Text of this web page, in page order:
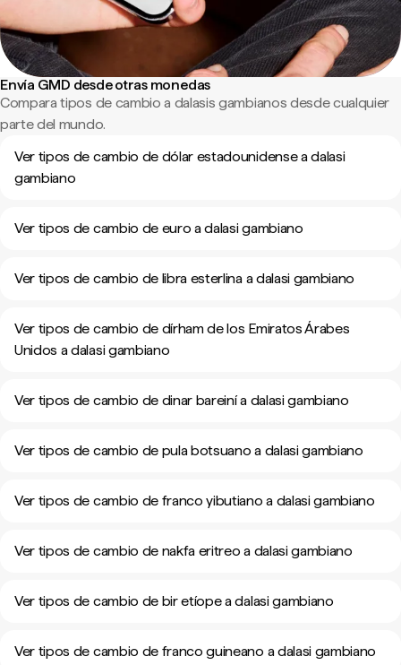
Envía GMD desde otras monedas
Compara tipos de cambio a dalasis gambianos desde cualquier
parte del mundo.
Ver tipos de cambio de dólar estadounidense a dalasi
gambiano
Ver tipos de cambio de euro a dalasi gambiano
Ver tipos de cambio de libra esterlina a dalasi gambiano
Ver tipos de cambio de dírham de los Emiratos Árabes
Unidos a dalasi gambiano
Ver tipos de cambio de dinar bareiní a dalasi gambiano
Ver tipos de cambio de pula botsuano a dalasi gambiano
Ver tipos de cambio de franco yibutiano a dalasi gambiano
Ver tipos de cambio de nakfa eritreo a dalasi gambiano
Ver tipos de cambio de bir etíope a dalasi gambiano
Ver tipos de cambio de franco guineano a dalasi gambiano